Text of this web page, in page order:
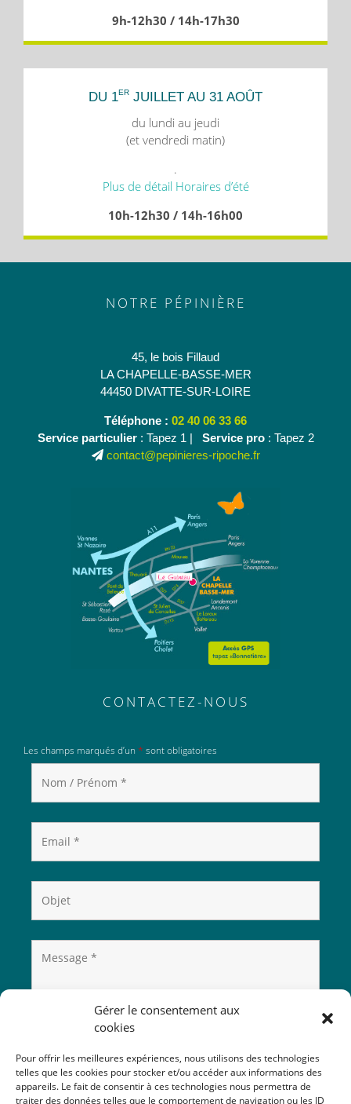
Gérer le consentement aux
cookies
Pour offrir les meilleures expériences, nous utilisons des technologies
telles que les cookies pour stocker et/ou accéder aux informations des
appareils. Le fait de consentir à ces technologies nous permettra de
traiter des données telles que le comportement de navigation ou les ID
9h-12h30 / 14h-17h30
DU 1ER JUILLET AU 31 AOÛT
du lundi au jeudi
(et vendredi matin)
.
Plus de détail Horaires d’été
10h-12h30 / 14h-16h00
NOTRE PÉPINIÈRE
45, le bois Fillaud
LA CHAPELLE-BASSE-MER
44450 DIVATTE-SUR-LOIRE
Téléphone : 02 40 06 33 66
Service particulier: Tapez 1 | Service pro: Tapez 2
contact@pepinieres-ripoche.fr
CONTACTEZ-NOUS
Les champs marqués d’un * sont obligatoires